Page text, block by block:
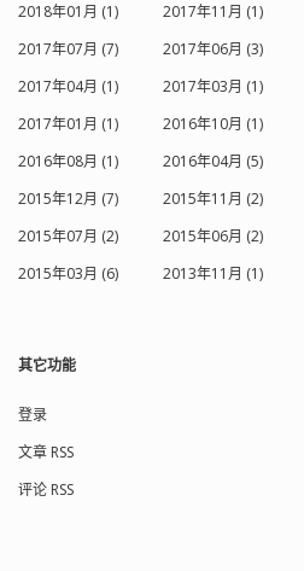
2018年01月 (1)
2017年11月 (1)
2017年07月 (7)
2017年06月 (3)
2017年04月 (1)
2017年03月 (1)
2017年01月 (1)
2016年10月 (1)
2016年08月 (1)
2016年04月 (5)
2015年12月 (7)
2015年11月 (2)
2015年07月 (2)
2015年06月 (2)
2015年03月 (6)
2013年11月 (1)
其它功能
登录
文章 RSS
评论 RSS